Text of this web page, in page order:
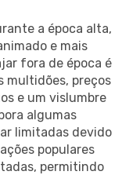
a época alta,
e mais
fora de época é
multidões, preços
e um vislumbre
algumas
limitadas devido
populares
permitindo